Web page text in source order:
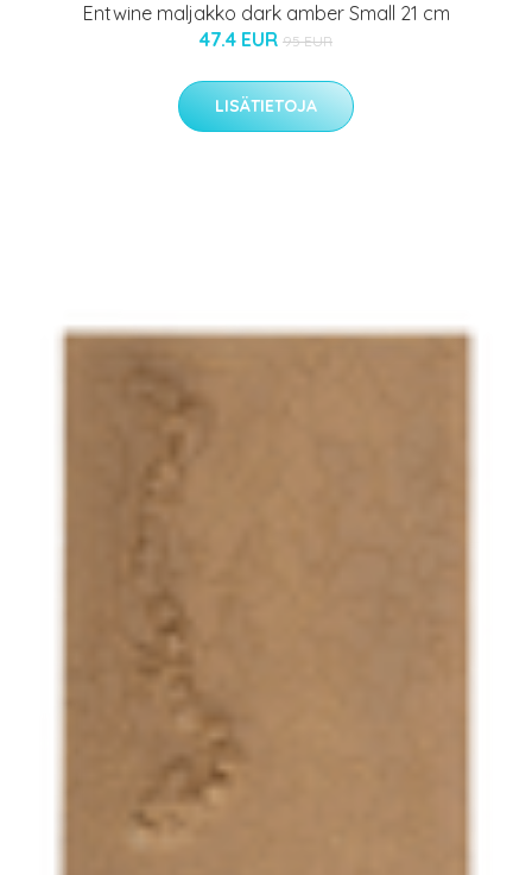
Entwine maljakko dark amber Small 21 cm
47.4 EUR 95 EUR
LISÄTIETOJA